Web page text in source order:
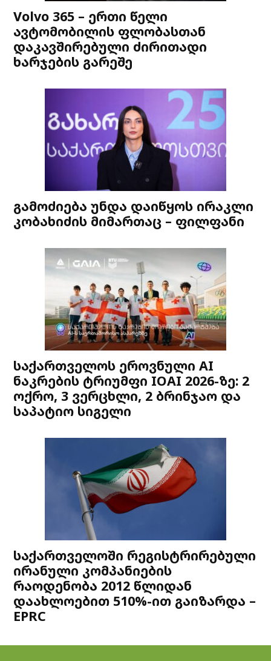
Volvo 365 – ერთი წელი
ავტომობილის ფლობასთან
დაკავშირებული ძირითადი
ხარჯების გარეშე
გამოძიება უნდა დაიწყოს ირაკლი
კობახიძის მიმართაც – ფილფანი
საქართველოს ეროვნული AI
ნაკრების ტრიუმფი IOAI 2026-ზე: 2
ოქრო, 3 ვერცხლი, 2 ბრინჯაო და
საპატიო სიგელი
საქართველოში რეგისტრირებული
ირანული კომპანიების
რაოდენობა 2012 წლიდან
დაახლოებით 510%-ით გაიზარდა –
EPRC